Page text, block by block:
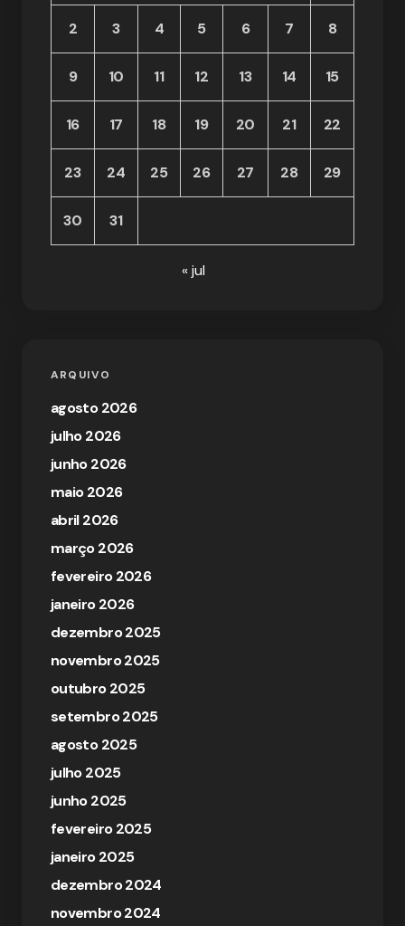
2 3 4 5 6 7 8
9 10 11 12 13 14 15
16 17 18 19 20 21 22
23 24 25 26 27 28 29
30 31
« jul
ARQUIVO
agosto 2026
julho 2026
junho 2026
maio 2026
abril 2026
março 2026
fevereiro 2026
janeiro 2026
dezembro 2025
novembro 2025
outubro 2025
setembro 2025
agosto 2025
julho 2025
junho 2025
fevereiro 2025
janeiro 2025
dezembro 2024
novembro 2024